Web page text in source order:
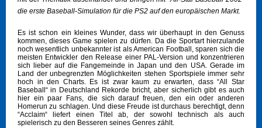
die erste Baseball-Simulation für die PS2 auf den europäischen Markt.
Es ist schon ein kleines Wunder, dass wir überhaupt in den Genuss
kommen, dieses Game spielen zu dürfen. Da die Sportart hierzulande
noch wesentlich unbekannter ist als American Football, sparen sich die
meisten Entwickler den Release einer PAL-Version und konzentrieren
sich lieber auf die Fangemeinde in Japan und den USA. Gerade im
Land der unbegrenzten Möglichkeiten stehen Sportspiele immer sehr
hoch in den Charts. Es ist zwar kaum zu erwarten, dass “All Star
Baseball“ in Deutschland Rekorde bricht, aber sicherlich gibt es auch
hier ein paar Fans, die sich darauf freuen, den ein oder anderen
Homerun zu schlagen. Und diese Freude ist durchaus berechtigt, denn
“Acclaim“ liefert einen Titel ab, der sowohl technisch als auch
spielerisch zu den Besseren seines Genres zählt.